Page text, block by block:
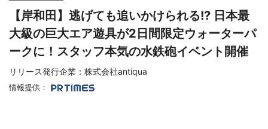
【岸和田】逃げても追いかけられる!? 日本最
大級の巨大エア遊具が2日間限定ウォーターパ
ークに！スタッフ本気の水鉄砲イベント開催
リリース発行企業：株式会社antiqua
情報提供：